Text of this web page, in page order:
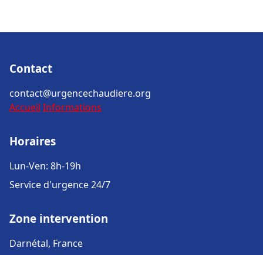
Contact
contact@urgencechaudiere.org
Accueil Informations
Horaires
Lun-Ven: 8h-19h
Service d'urgence 24/7
Zone intervention
Darnétal, France